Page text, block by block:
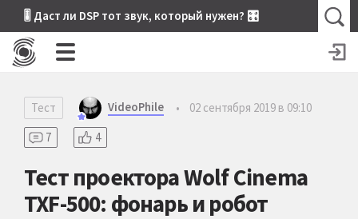
🎚 Даст ли DSP тот звук, который нужен? 🎛
Тест VideoPhile •
02 сентября 2019 в 09:10
7
4
Тест проектора Wolf Cinema
TXF-500: фонарь и робот